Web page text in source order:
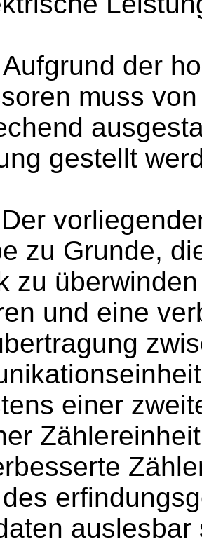
Aufgrund der
muss
gestellt
Der
zu Grunde,
zu
und eine
einer
auslesbar